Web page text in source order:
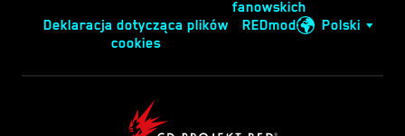
fanowskich
Deklaracja dotycząca plików
cookies
REDmod Polski